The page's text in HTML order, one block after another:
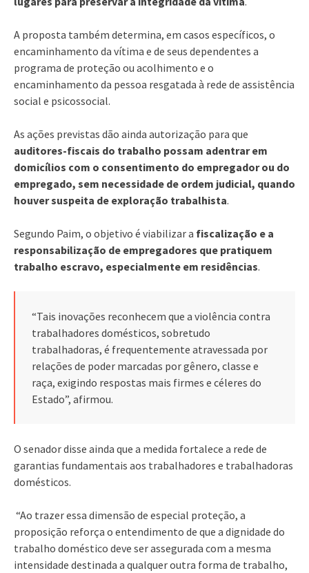
A proposta também determina, em casos específicos, o
encaminhamento da vítima e de seus dependentes a
programa de proteção ou acolhimento e o
encaminhamento da pessoa resgatada à rede de assistência
social e psicossocial.
As ações previstas dão ainda autorização para que
auditores-fiscais do trabalho possam adentrar em
domicílios com o consentimento do empregador ou do
empregado, sem necessidade de ordem judicial, quando
houver suspeita de exploração trabalhista.
Segundo Paim, o objetivo é viabilizar a fiscalização e a
responsabilização de empregadores que pratiquem
trabalho escravo, especialmente em residências.
“Tais inovações reconhecem que a violência contra
trabalhadores domésticos, sobretudo
trabalhadoras, é frequentemente atravessada por
relações de poder marcadas por gênero, classe e
raça, exigindo respostas mais firmes e céleres do
Estado”, afirmou.
O senador disse ainda que a medida fortalece a rede de
garantias fundamentais aos trabalhadores e trabalhadoras
domésticos.
“Ao trazer essa dimensão de especial proteção, a
proposição reforça o entendimento de que a dignidade do
trabalho doméstico deve ser assegurada com a mesma
intensidade destinada a qualquer outra forma de trabalho,